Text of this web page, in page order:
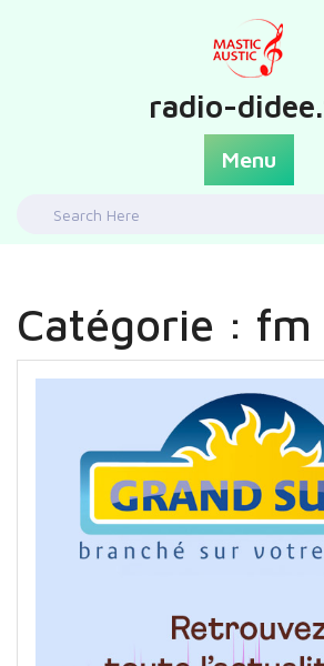
radio-
Menu
Search
Catégorie : fm